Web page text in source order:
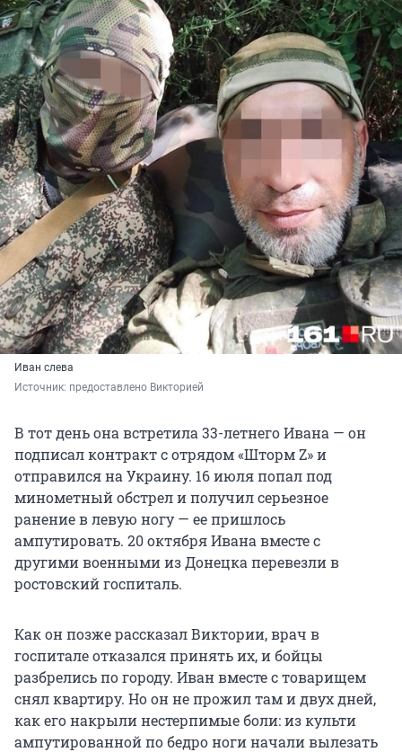
Иван слева
Источник: предоставлено Викторией
В тот день она встретила 33-летнего Ивана — он
подписал контракт с отрядом «Шторм Z» и
отправился на Украину. 16 июля попал под
минометный обстрел и получил серьезное
ранение в левую ногу — ее пришлось
ампутировать. 20 октября Ивана вместе с
другими военными из Донецка перевезли в
ростовский госпиталь.
Как он позже рассказал Виктории, врач в
госпитале отказался принять их, и бойцы
разбрелись по городу. Иван вместе с товарищем
снял квартиру. Но он не прожил там и двух дней,
как его накрыли нестерпимые боли: из культи
ампутированной по бедро ноги начали вылезать